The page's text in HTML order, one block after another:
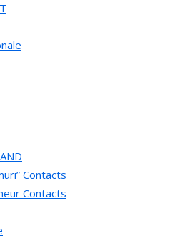
Contacts
Contacts